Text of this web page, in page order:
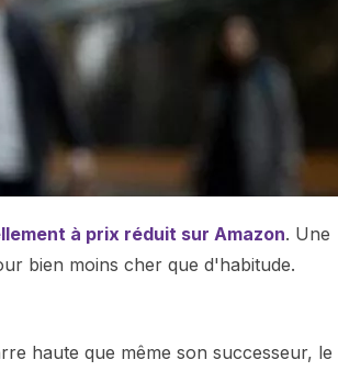
à prix réduit sur Amazon. Une
bien moins cher que d'habitude.
haute que même son successeur, le